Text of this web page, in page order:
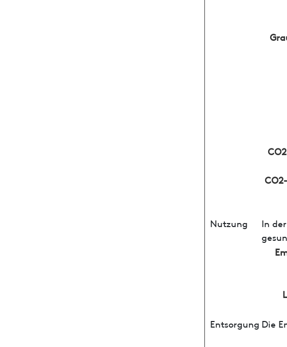
Nutzung
In
Entsorgung Die